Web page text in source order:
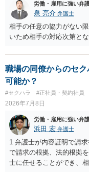
労働・雇用に強い弁
泉 亮介 弁護士
相手の任意の協力がない
いため相手の対応次第と
職場の同僚からのセ
可能か？
#セクハラ #正社員・契約社員
2026年7月8日
労働・雇用に強い弁
浜田 宏 弁護士
1 弁護士が内容証明で請
で請求の根拠、法的根拠
士に任せることができ、